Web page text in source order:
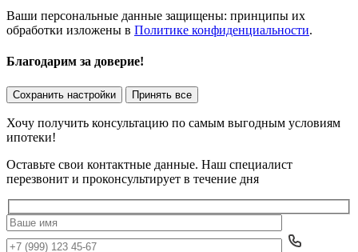
Ваши персональные данные защищены: принципы их
обработки изложены в Политике конфиденциальности.
Благодарим за доверие!
Сохранить настройки Принять все
Хочу получить консультацию по самым выгодным условиям
ипотеки!
Оставьте свои контактные данные. Наш специалист
перезвонит и проконсультирует в течение дня